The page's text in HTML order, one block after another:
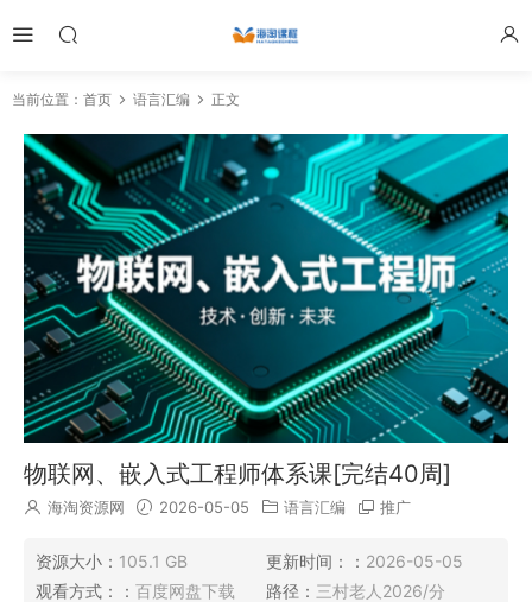
当前位置： 首页 语言汇编 正文
物联网、嵌入式工程师体系课[完结40周]
海淘资源网 2026-05-05 语言汇编 推广
资源大小： 105.1 GB 更新时间：： 2026-05-05
观看方式：： 百度网盘下载 路径： 三村老人2026/分